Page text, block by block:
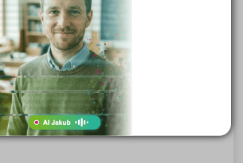
farmacie
vědy